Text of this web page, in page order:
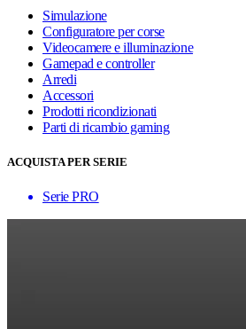
Simulazione
Configuratore per corse
Videocamere e illuminazione
Gamepad e controller
Arredi
Accessori
Prodotti ricondizionati
Parti di ricambio gaming
ACQUISTA PER SERIE
Serie PRO